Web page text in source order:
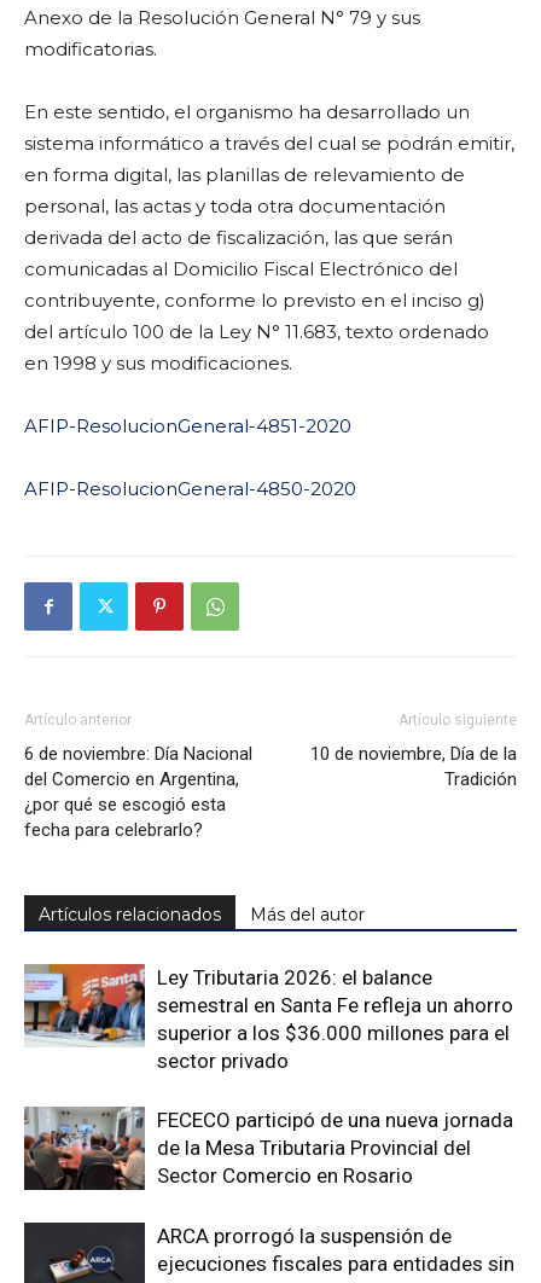
Anexo de la Resolución General N° 79 y sus
modificatorias.
En este sentido, el organismo ha desarrollado un
sistema informático a través del cual se podrán emitir,
en forma digital, las planillas de relevamiento de
personal, las actas y toda otra documentación
derivada del acto de fiscalización, las que serán
comunicadas al Domicilio Fiscal Electrónico del
contribuyente, conforme lo previsto en el inciso g)
del artículo 100 de la Ley N° 11.683, texto ordenado
en 1998 y sus modificaciones.
AFIP-ResolucionGeneral-4851-2020
AFIP-ResolucionGeneral-4850-2020
Artículo anterior
6 de noviembre: Día Nacional
del Comercio en Argentina,
¿por qué se escogió esta
fecha para celebrarlo?
Artículo siguiente
10 de noviembre, Día de la
Tradición
Artículos relacionados Más del autor
Ley Tributaria 2026: el balance
semestral en Santa Fe refleja un ahorro
superior a los $36.000 millones para el
sector privado
FECECO participó de una nueva jornada
de la Mesa Tributaria Provincial del
Sector Comercio en Rosario
ARCA prorrogó la suspensión de
ejecuciones fiscales para entidades sin